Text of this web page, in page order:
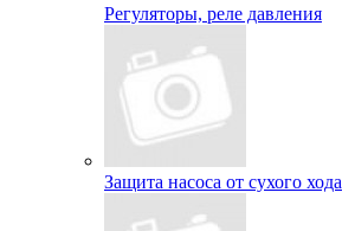
Регуляторы, реле давления
Защита насоса от сухого хода